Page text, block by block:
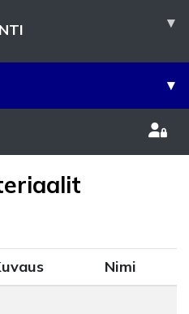
▾
▾
Nimi